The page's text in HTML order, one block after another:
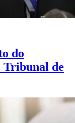
do
Tribunal de